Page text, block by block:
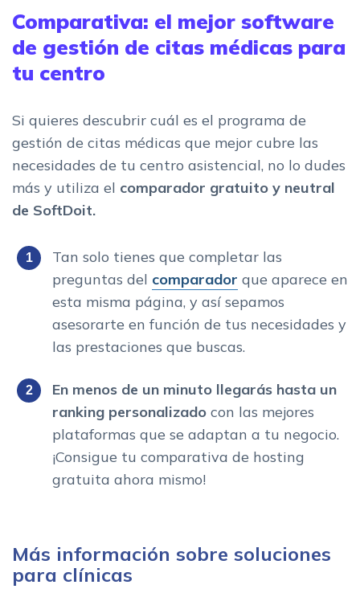
Comparativa: el mejor software
de gestión de citas médicas para
tu centro
Si quieres descubrir cuál es el programa de
gestión de citas médicas que mejor cubre las
necesidades de tu centro asistencial, no lo dudes
más y utiliza el comparador gratuito y neutral
de SoftDoit.
Tan solo tienes que completar las
preguntas del comparador que aparece en
esta misma página, y así sepamos
asesorarte en función de tus necesidades y
las prestaciones que buscas.
En menos de un minuto llegarás hasta un
ranking personalizado con las mejores
plataformas que se adaptan a tu negocio.
¡Consigue tu comparativa de hosting
gratuita ahora mismo!
Más información sobre soluciones
para clínicas